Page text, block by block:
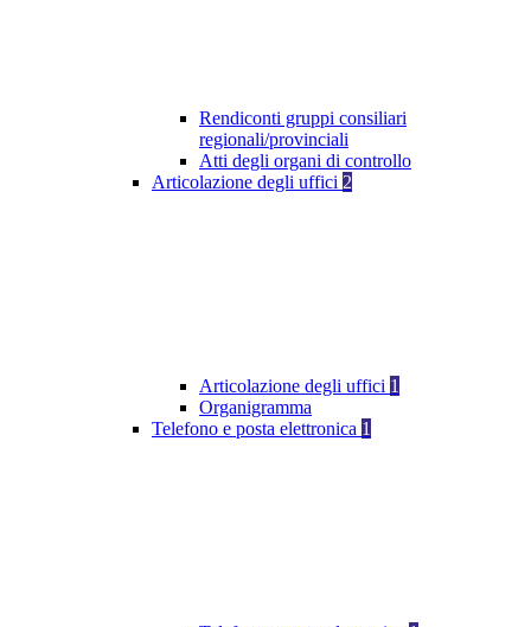
Rendiconti gruppi consiliari
regionali/provinciali
Atti degli organi di controllo
Articolazione degli uffici 2
Articolazione degli uffici 1
Organigramma
Telefono e posta elettronica 1